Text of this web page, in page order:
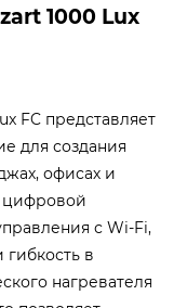
1000 Lux
FC представляет
для создания
офисах и
цифровой
с Wi-Fi,
гибкость в
нагревателя